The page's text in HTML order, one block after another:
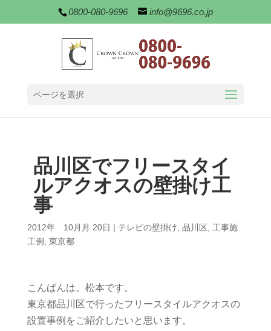
0800-080-9696 info@9696.co.jp
ページを選択
品川区でフリースタイ
ルアクオスの壁掛け工
事
2012年 10月月 20日 | テレビの壁掛け 品川区
工事施
工例
東京都
こんばんは。松本です。
東京都品川区で行ったフリースタイルアクオスの
設置事例をご紹介したいと思います。